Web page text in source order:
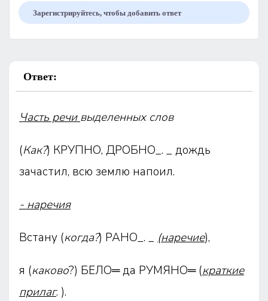
Зарегистрируйтесь, чтобы добавить ответ
Ответ:
Часть речивыделенных слов
(Как?) КРУПНО, ДРОБНО_. _ дождь
зачастил, всю землю напоил.
- наречия
Встану (когда?) РАНО_. _ (наречие),
я (каково?) БЕЛО═ да РУМЯНО═ (краткие
прилаг. ).